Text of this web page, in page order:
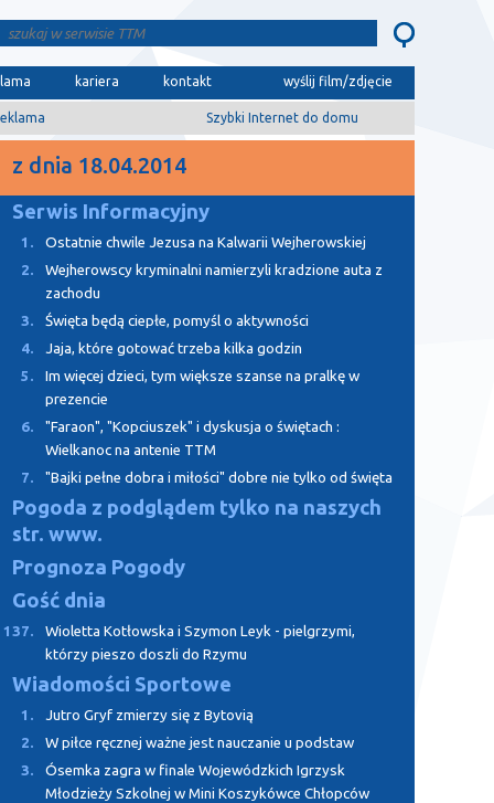
kariera kontakt wyślij film/zdjęcie
Szybki Internet do domu
z dnia 18.04.2014
Serwis Informacyjny
1.
Ostatnie chwile Jezusa na Kalwarii Wejherowskiej
2.
Wejherowscy kryminalni namierzyli kradzione auta z
zachodu
3.
Święta będą ciepłe, pomyśl o aktywności
4.
Jaja, które gotować trzeba kilka godzin
5.
Im więcej dzieci, tym większe szanse na pralkę w
prezencie
6.
"Faraon", "Kopciuszek" i dyskusja o świętach :
Wielkanoc na antenie TTM
7.
"Bajki pełne dobra i miłości" dobre nie tylko od święta
Pogoda z podglądem tylko na naszych
str. www.
Prognoza Pogody
Gość dnia
137.
Wioletta Kotłowska i Szymon Leyk - pielgrzymi,
którzy pieszo doszli do Rzymu
Wiadomości Sportowe
1.
Jutro Gryf zmierzy się z Bytovią
2.
W piłce ręcznej ważne jest nauczanie u podstaw
3.
Ósemka zagra w finale Wojewódzkich Igrzysk
Młodzieży Szkolnej w Mini Koszykówce Chłopców